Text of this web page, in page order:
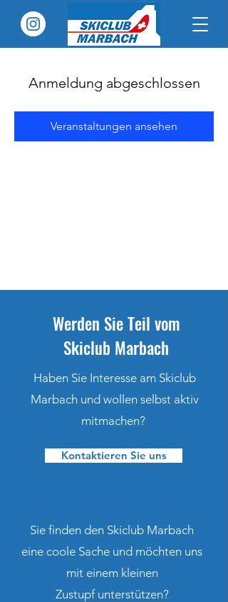
Anmeldung abgeschlossen
Veranstaltungen ansehen
Werden Sie Teil vom
Skiclub Marbach
Haben Sie Interesse am Skiclub
Marbach und wollen selbst aktiv
mitmachen?
Kontaktieren Sie uns
Sie finden den Skiclub Marbach
eine coole Sache und möchten uns
mit einem kleinen
Zustupf unterstützen?